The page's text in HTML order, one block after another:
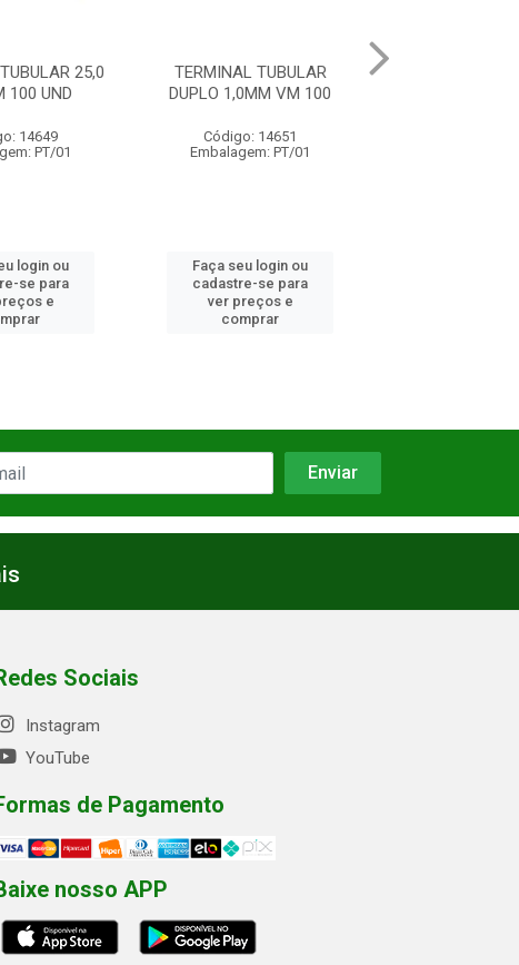
TUBULAR
VM 100
14651
PT/01
login ou
se para
e
TERMINAL TUBULAR
1,5MM PT 100 UND
Código: 17193
Embalagem: PT/01
Faça seu login ou
cadastre-se para
ver preços e
comprar
Sociais
Instagram
YouTube
de Pagamento
nosso APP